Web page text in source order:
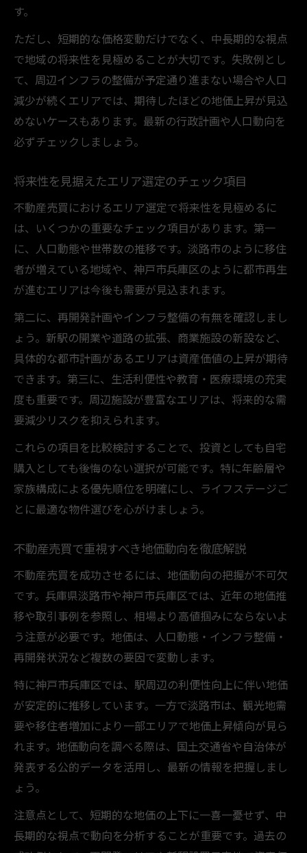
す。
ただし、短期的な価格変動だけでなく、中長期的な視点
で地域の将来性を見極めることが大切です。失敗例とし
て、周辺インフラの整備が予定通り進まない場合や人口
減少が続くエリアでは、期待したほどの地価上昇が見込
めないケースもあります。最新の行政計画や人口動向を
必ずチェックしましょう。
将来性を見据えたエリア選定のチェック項目
不動産売買におけるエリア選定で将来性を見極めるに
は、いくつかの重要なチェック項目があります。第一
に、人口動態や世帯数の推移です。淡路市のように移住
者が増えている地域や、神戸市兵庫区のように都市再生
が進むエリアは今後も需要が見込まれます。
第二に、再開発計画やインフラ整備の有無を確認しまし
ょう。新駅の開業や道路の拡張、商業施設の新設など、
具体的な都市計画があるエリアは資産価値の上昇が期待
できます。第三に、生活利便性や教育・医療環境の充実
度も重要です。周辺施設が豊富なエリアは、将来的な需
要減少リスクを抑えられます。
これらの項目を比較検討することで、投資としても自宅
購入としても後悔のない選択が可能です。特に年齢層や
家族構成による優先順位を明確にし、ライフステージご
とに最適な物件選びを心がけましょう。
不動産売買で重視すべき地価動向を徹底解説
不動産売買を成功させるには、地価動向の把握が不可欠
です。兵庫県淡路市や神戸市兵庫区では、近年の地価推
移や取引事例を参照し、相場より高値掴みにならないよ
う注意が必要です。地価は、人口動態・インフラ整備・
再開発状況など複数の要因で変動します。
特に神戸市兵庫区では、駅周辺の利便性向上に伴い地価
が安定的に推移しています。一方で淡路市は、観光地需
要や移住者増加により一部エリアで地価上昇傾向が見ら
れます。地価動向を調べる際は、国土交通省や自治体が
発表する公的データを活用し、最新の情報を把握しまし
ょう。
注意点として、短期的な地価の上下に一喜一憂せず、中
長期的な視点で動向を分析することが重要です。過去の